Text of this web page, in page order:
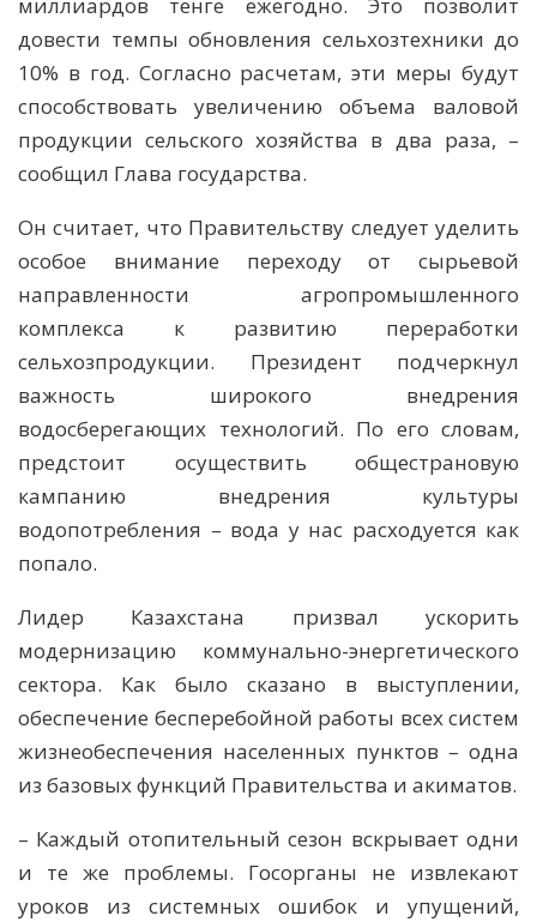
миллиардов тенге ежегодно. Это позволит
довести темпы обновления сельхозтехники до
10% в год. Согласно расчетам, эти меры будут
способствовать увеличению объема валовой
продукции сельского хозяйства в два раза, –
сообщил Глава государства.
Он считает, что Правительству следует уделить
особое внимание переходу от сырьевой
направленности агропромышленного
комплекса к развитию переработки
сельхозпродукции. Президент подчеркнул
важность широкого внедрения
водосберегающих технологий. По его словам,
предстоит осуществить общестрановую
кампанию внедрения культуры
водопотребления – вода у нас расходуется как
попало.
Лидер Казахстана призвал ускорить
модернизацию коммунально-энергетического
сектора. Как было сказано в выступлении,
обеспечение бесперебойной работы всех систем
жизнеобеспечения населенных пунктов – одна
из базовых функций Правительства и акиматов.
– Каждый отопительный сезон вскрывает одни
и те же проблемы. Госорганы не извлекают
уроков из системных ошибок и упущений,